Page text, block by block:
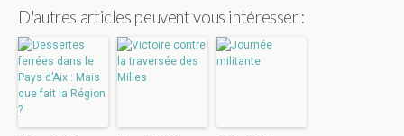
D'autres articles peuvent vous intéresser :